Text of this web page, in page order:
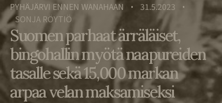
PYHÄJÄRVI ENNEN WANAHAAN • 31.5.2023 •
SONJA RÖYTIÖ
Suomen parhaat ärräläiset,
bingohallin myötä naapureiden
tasalle sekä 15,000 markan
arpaa velan maksamiseksi